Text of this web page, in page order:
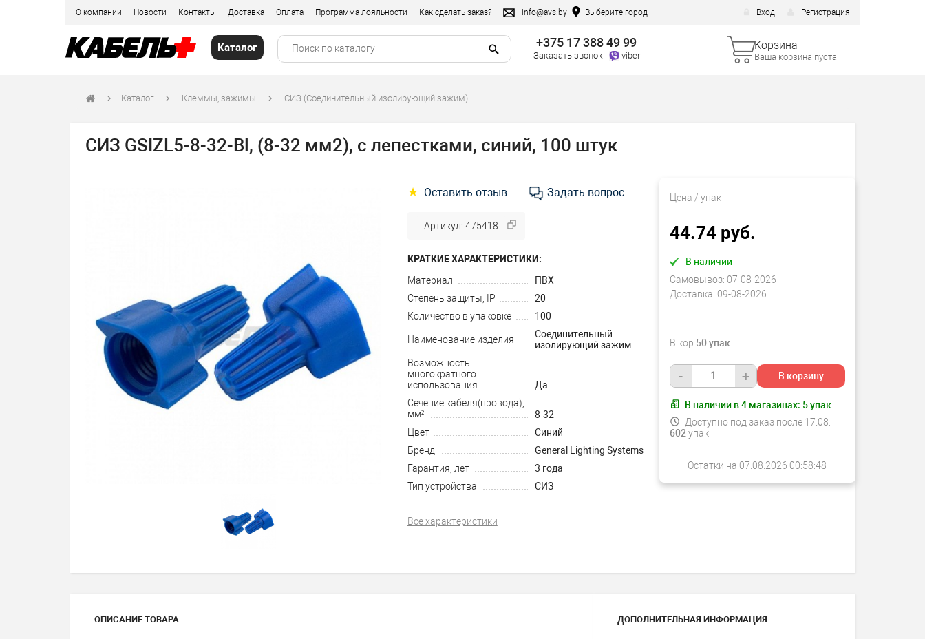
О компании Новости Контакты Доставка Оплата Программа лояльности Как сделать заказ? info@avs.by Выберите город Вход Регистрация
Каталог +375 17 388 49 99
Заказать звонок viber
Корзина
Ваша корзина пуста
Каталог Клеммы, зажимы СИЗ (Соединительный изолирующий зажим)
СИЗ GSIZL5-8-32-Bl, (8-32 мм2), с лепестками, синий, 100 штук
Цена / упак
44.74 руб.
В наличии
Самовывоз: 07-08-2026
Доставка: 09-08-2026
В кор 50 упак
- + В корзину
В наличии в4 магазинах: 5упак
Доступно под заказ после 17.08:
602 упак
Остатки на 07.08.2026 00:58:48
★ Оставить отзыв Задать вопрос
Артикул: 475418
КРАТКИЕ ХАРАКТЕРИСТИКИ:
Материал
ПВХ
Степень защиты, IP
20
Количество в упаковке
100
Наименование изделия
Соединительный
изолирующий зажим
Возможность
многократного
использования
Да
Сечение кабеля(провода),
мм²
8-32
Цвет
Синий
Бренд
General Lighting Systems
Гарантия, лет
3 года
Тип устройства
СИЗ
Все характеристики
ОПИСАНИЕ ТОВАРА ДОПОЛНИТЕЛЬНАЯ ИНФОРМАЦИЯ